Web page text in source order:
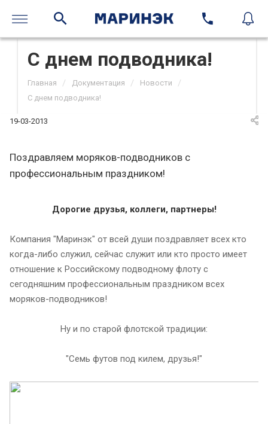
С днем подводника!
Главная / Документация / Новости /
С днем подводника!
19-03-2013
Поздравляем моряков-подводников с
профессиональным праздником!
Дорогие друзья, коллеги, партнеры!
Компания "Маринэк" от всей души поздравляет всех кто
когда-либо служил, сейчас служит или кто просто имеет
отношение к Российскому подводному флоту с
сегодняшним профессиональным праздником всех
моряков-подводников!
Ну и по старой флотской традиции:
"Семь футов под килем, друзья!"